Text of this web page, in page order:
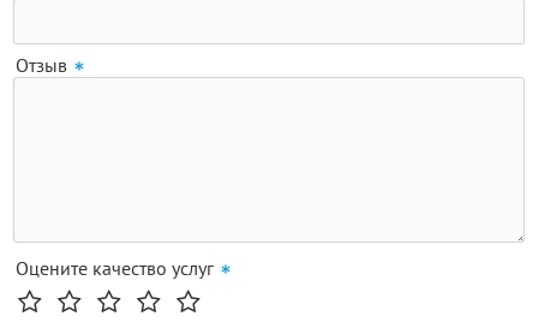
Отзыв
Оцените качество услуг